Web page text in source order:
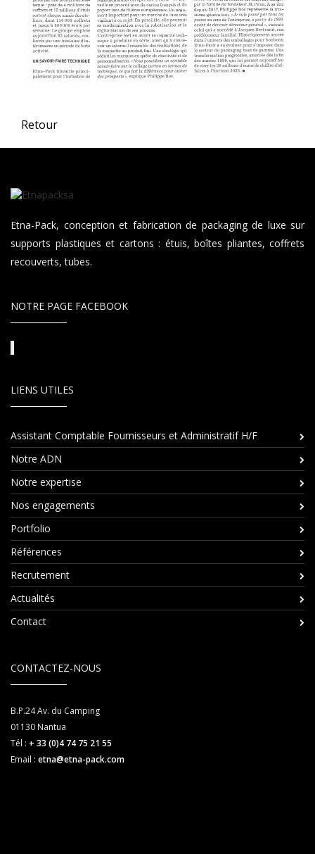
Retour
Etna-Pack, conception et fabrication de packaging de luxe sur
supports plastiques et cartons : étuis, boîtes pliantes, coffrets
recouverts, tubes.
NOTRE PAGE FACEBOOK
LIENS UTILES
Assistant Comptable Fournisseurs et Administratif H/F
Notre ADN
Notre expertise
Nos engagements
Portfolio
Références
Recrutement
Actualités
Contact
CONTACTEZ-NOUS
B.P.24 Av. du Camping
01130 Nantua
Tél : + 33 (0)4 74 75 21 55
Email : etna@etna-pack.com
Votre choix
Ce site utilise des cookies et vous donne le contrôle sur